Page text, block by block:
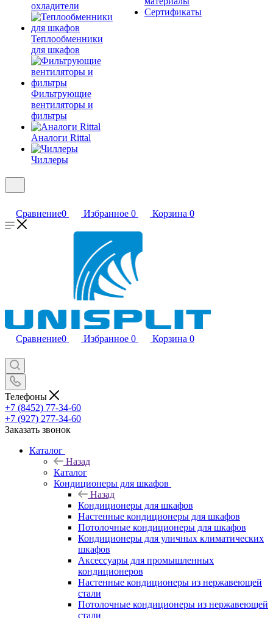
охладители
Теплообменники
для шкафов
Фильтрующие
вентиляторы и
фильтры
Аналоги Rittal
Чиллеры
Сертификаты
Сравнение0 Избранное 0 Корзина 0
Сравнение0 Избранное 0 Корзина 0
Телефоны
+7 (8452) 77-34-60
+7 (927) 277-34-60
Заказать звонок
Каталог
Назад
Каталог
Кондиционеры для шкафов
Назад
Кондиционеры для шкафов
Настенные кондиционеры для шкафов
Потолочные кондиционеры для шкафов
Кондиционеры для уличных климатических
шкафов
Аксессуары для промышленных
кондиционеров
Настенные кондиционеры из нержавеющей
стали
Потолочные кондиционеры из нержавеющей
стали